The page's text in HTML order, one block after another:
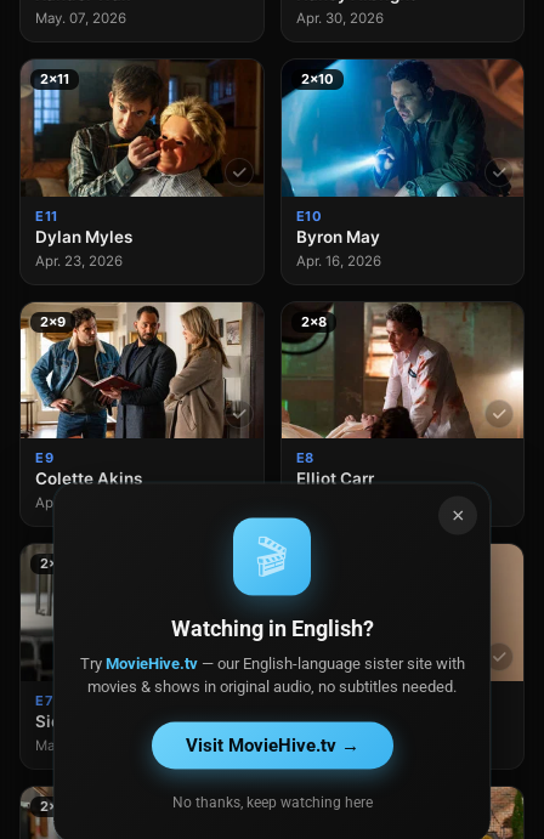
May. 07, 2026 Apr. 30, 2026
2×11
E11
Dylan Myles
Apr. 23, 2026
2×10
E10
Byron May
Apr. 16, 2026
2×9
E9
Colette Akins
Apr. 09, 2026
2×8
E8
Elliot Carr
2×7
E7
Sidney Fairfax
Mar. 12, 2026
E6
Lou Kaplan
Mar. 05, 2026
2×5 2×4
×
🎬
Watching in English?
Try MovieHive.tv— our English-language sister site with
movies & shows in original audio, no subtitles needed.
Visit MovieHive.tv →
No thanks, keep watching here